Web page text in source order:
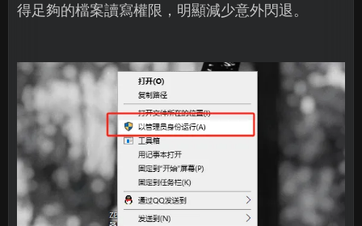
得足夠的檔案讀寫權限，明顯減少意外閃退。